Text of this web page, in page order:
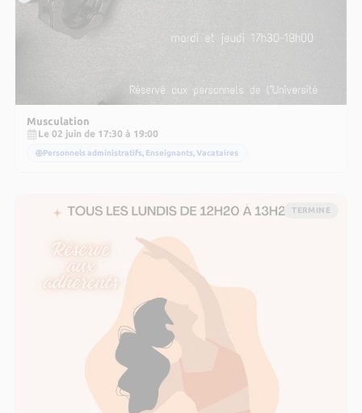
Musculation
Le 02 juin de 17:30 à 19:00
Personnels administratifs, Enseignants, Vacataires
TERMINE